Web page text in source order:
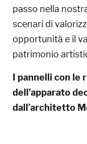
passo nella
scenari di
opportunità e il
patrimonio
I pannelli con
dell’apparato
dall’architetto